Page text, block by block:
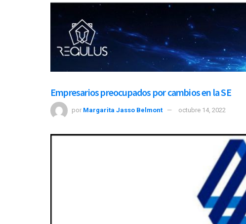
Empresarios preocupados por cambios en la SE
por Margarita Jasso Belmont octubre 14, 2022